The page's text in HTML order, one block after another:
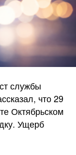
службы
что 29
Октябрьском
Ущерб